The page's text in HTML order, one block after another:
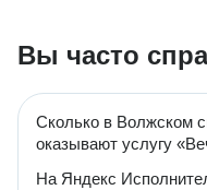
Вы часто
Сколько в Волжском
оказывают услугу
На Яндекс